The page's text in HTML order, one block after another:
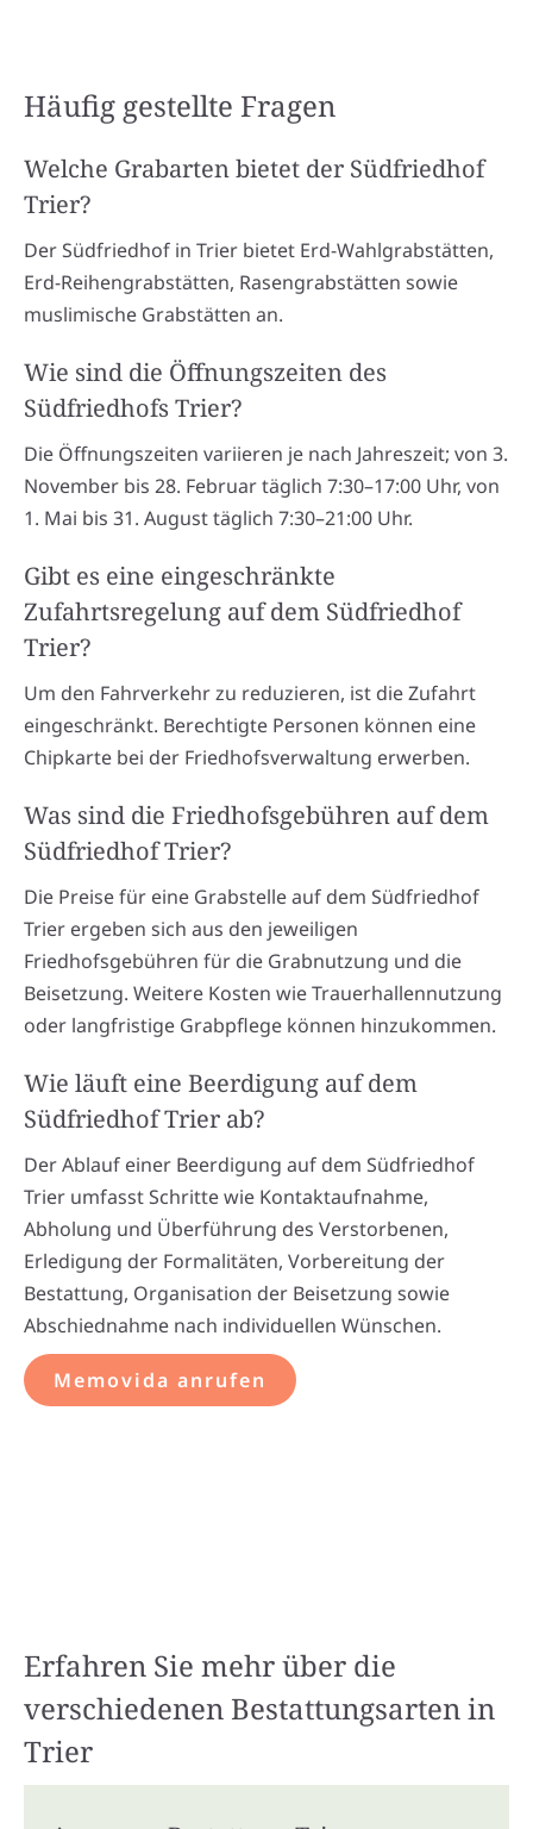
Häufig gestellte Fragen
Welche Grabarten bietet der Südfriedhof
Trier?
Der Südfriedhof in Trier bietet Erd-Wahlgrabstätten,
Erd-Reihengrabstätten, Rasengrabstätten sowie
muslimische Grabstätten an.
Wie sind die Öffnungszeiten des
Südfriedhofs Trier?
Die Öffnungszeiten variieren je nach Jahreszeit; von 3.
November bis 28. Februar täglich 7:30–17:00 Uhr, von
1. Mai bis 31. August täglich 7:30–21:00 Uhr.
Gibt es eine eingeschränkte
Zufahrtsregelung auf dem Südfriedhof
Trier?
Um den Fahrverkehr zu reduzieren, ist die Zufahrt
eingeschränkt. Berechtigte Personen können eine
Chipkarte bei der Friedhofsverwaltung erwerben.
Was sind die Friedhofsgebühren auf dem
Südfriedhof Trier?
Die Preise für eine Grabstelle auf dem Südfriedhof
Trier ergeben sich aus den jeweiligen
Friedhofsgebühren für die Grabnutzung und die
Beisetzung. Weitere Kosten wie Trauerhallennutzung
oder langfristige Grabpflege können hinzukommen.
Wie läuft eine Beerdigung auf dem
Südfriedhof Trier ab?
Der Ablauf einer Beerdigung auf dem Südfriedhof
Trier umfasst Schritte wie Kontaktaufnahme,
Abholung und Überführung des Verstorbenen,
Erledigung der Formalitäten, Vorbereitung der
Bestattung, Organisation der Beisetzung sowie
Abschiednahme nach individuellen Wünschen.
Memovida anrufen
Erfahren Sie mehr über die
verschiedenen Bestattungsarten in
Trier